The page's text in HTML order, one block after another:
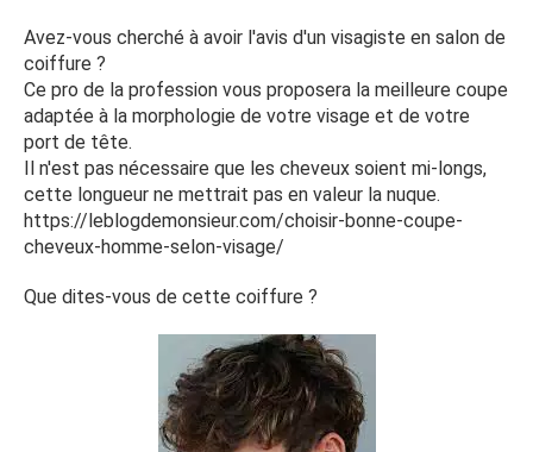
Avez-vous cherché à avoir l'avis d'un visagiste en salon de
coiffure ?
Ce pro de la profession vous proposera la meilleure coupe
adaptée à la morphologie de votre visage et de votre
port de tête.
Il n'est pas nécessaire que les cheveux soient mi-longs,
cette longueur ne mettrait pas en valeur la nuque.
https://leblogdemonsieur.com/choisir-bonne-coupe-
cheveux-homme-selon-visage/
Que dites-vous de cette coiffure ?